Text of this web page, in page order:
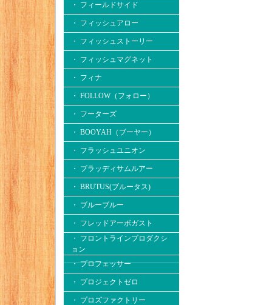
・ フィールドサイド
・ フィッシュアロー
・ フィッシュストーリー
・ フィッシュマグネット
・ フィナ
・ FOLLOW（フォロー）
・ フーターズ
・ BOOYAH（ブーヤー）
・ フラッシュユニオン
・ ブラッディサムルアー
・ BRUTUS(ブルータス)
・ ブルーブルー
・ フレッドアーボガスト
・ フロントラインプロダクシ
ョン
・ プロフェッサー
・ プロジェクトゼロ
・ プロズファクトリー